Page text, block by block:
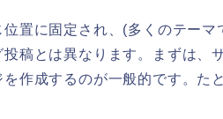
置に固定され、(多くのテーマ
稿とは異なります。まずは、
作成するのが一般的です。た